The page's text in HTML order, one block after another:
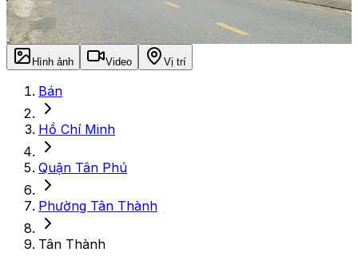
Hình ảnh Video Vị trí
Bán
Hồ Chí Minh
Quận Tân Phú
Phường Tân Thành
Tân Thành